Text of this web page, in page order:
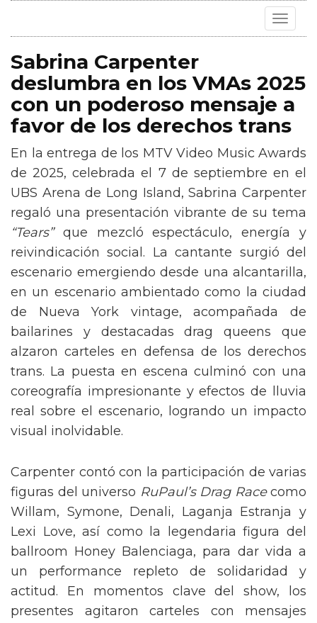
Toggle
Sabrina Carpenter
deslumbra en los VMAs 2025
con un poderoso mensaje a
favor de los derechos trans
En la entrega de los MTV Video Music Awards
de 2025, celebrada el 7 de septiembre en el
UBS Arena de Long Island, Sabrina Carpenter
regaló una presentación vibrante de su tema
“Tears”que mezcló espectáculo, energía y
reivindicación social. La cantante surgió del
escenario emergiendo desde una alcantarilla,